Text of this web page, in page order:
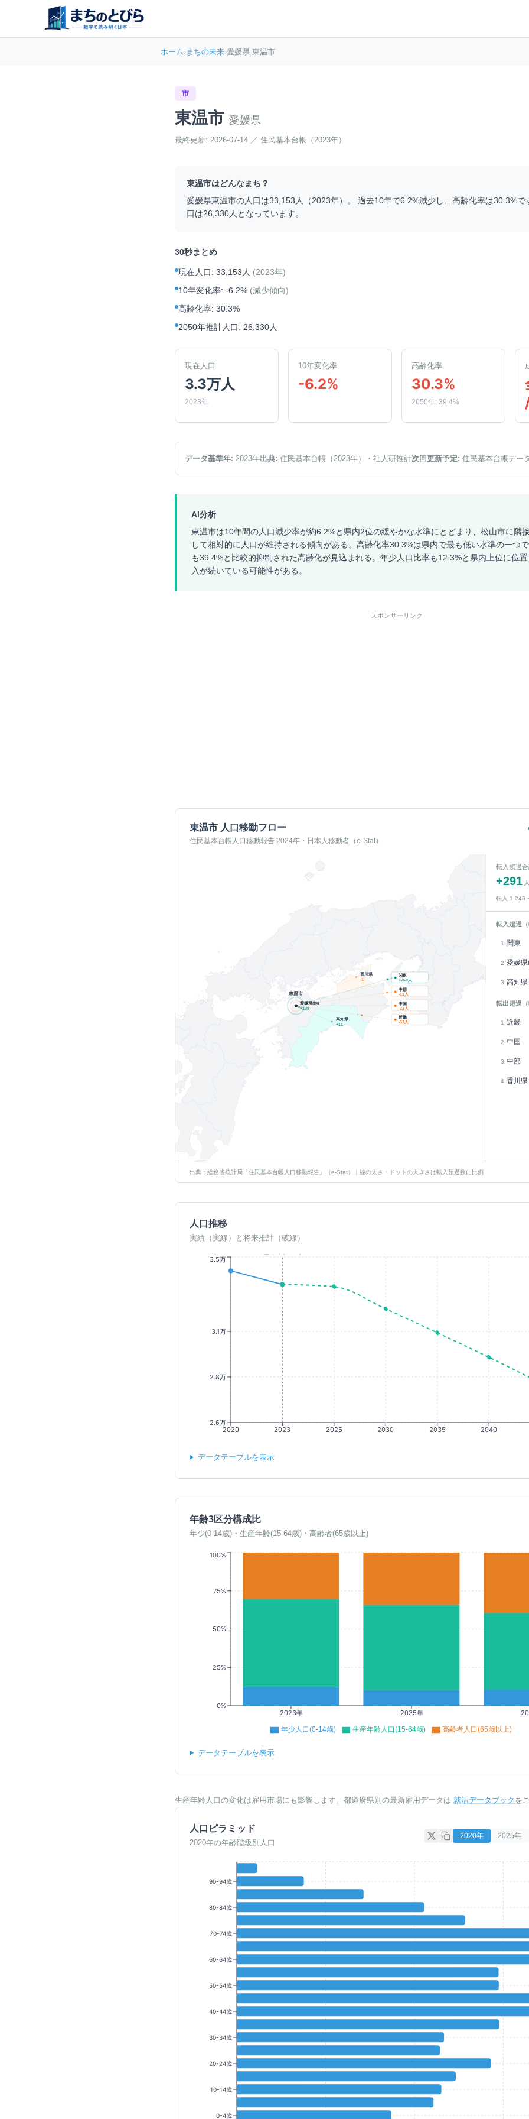
ホーム›まちの未来›愛媛県 東温市
市
東温市 愛媛県
最終更新: 2026-07-14 ／ 住民基本台帳（2023年）
東温市はどんなまち？
愛媛県東温市の人口は33,153 人（2023年）。 過去10年で6.2%減少し、高齢化率は30.3%で
口は26,330人となっています。
30秒まとめ
現在人口: 33,153人 (2023年)
10年変化率: -6.2% (減少傾向)
高齢化率: 30.3%
2050年推計人口: 26,330人
現在人口
3.3万人
2023年
10年変化率
-6.2%
高齢化率
30.3%
2050年: 39.4%
データ基準年: 2023年出典: 住民基本台帳（2023年） ・社人研推計次回更新予定: 住民基本台帳デー
AI分析
東温市は10年間の人口減少率が約6.2%と県内2位の緩やかな水準にとどまり、松山市に隣
して相対的に人口が維持される傾向がある。高齢化率30.3%は県内で最も低い水準の一つ
も39.4%と比較的抑制された高齢化が見込まれる。年少人口比率も12.3%と県内上位に位
入が続いている可能性がある。
スポンサーリンク
東温市 人口移動フロー
住民基本台帳人口移動報告 2024年・日本人移動者（e-Stat）
愛媛県(他)
+108
高知県
+11
香川県
-1
東温市
関東
+260人
中部
-11人
中国
-23人
近畿
-53人
転入超過
+291 人
転入 1,246
転入超過（
1 関東
2 愛媛
3 高知県
転出超過（
1 近畿
2 中国
3 中部
4 香川県
出典：総務省統計局「住民基本台帳人口移動報告」（e-Stat）｜線の太さ・ドットの大きさは転入超過数に比例
人口推移
実績（実線）と将来推計（破線）
2020 2023 2025 2030 2035 2040
2.6万
2.8万
3.1万
3.5万
データテーブルを表示
年齢3区分構成比
年少(0-14歳)・生産年齢(15-64歳)・高齢者(65歳以上)
2023年 2035年
0%
25%
50%
75%
100%
年少人口(0-14歳) 生産年齢人口(15-64歳) 高齢者人口(65歳以上)
データテーブルを表示
生産年齢人口の変化は雇用市場にも影響します。都道府県別の最新雇用データは 就活データブック を
人口ピラミッド
2020年の年齢階級別人口
2020年 2025年
90-94歳
80-84歳
70-74歳
60-64歳
50-54歳
40-44歳
30-34歳
20-24歳
10-14歳
0-4歳